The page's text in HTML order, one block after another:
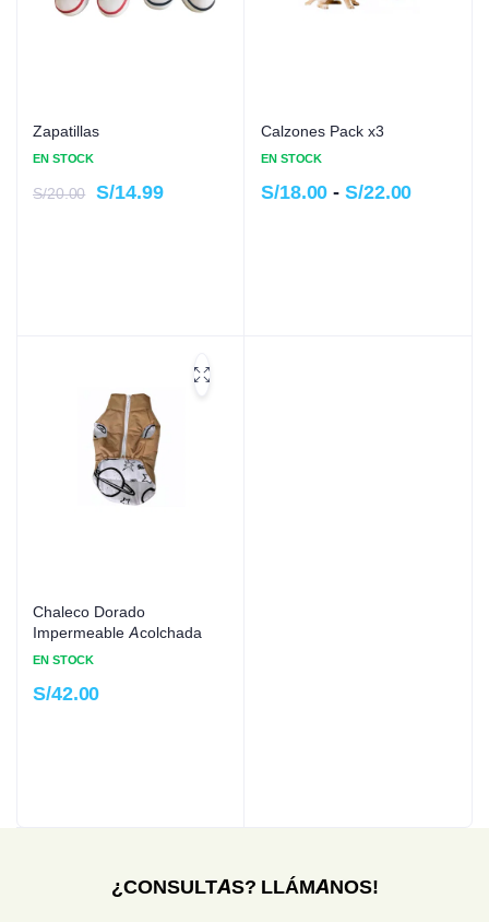
Zapatillas
EN STOCK
S/20.00 S/14.99
Calzones Pack x3
EN STOCK
S/18.00 - S/22.00
Chaleco Dorado
Impermeable Acolchada
EN STOCK
S/42.00
¿CONSULTAS? LLÁMANOS!